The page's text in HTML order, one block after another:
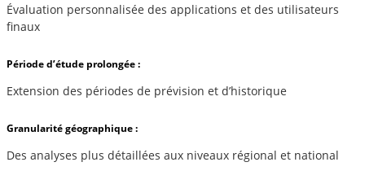
Évaluation personnalisée des applications et des utilisateurs
finaux
Période d’étude prolongée :
Extension des périodes de prévision et d’historique
Granularité géographique :
Des analyses plus détaillées aux niveaux régional et national